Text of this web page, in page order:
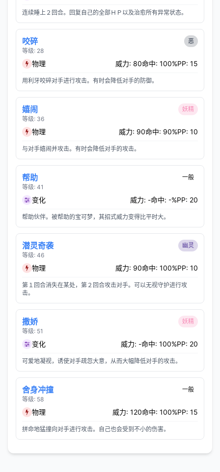
连续睡上２回合。回复自己的全部ＨＰ以及治愈所有异常状态。
咬碎
等级: 28
恶
物理 威力: 80命中: 100%PP: 15
用利牙咬碎对手进行攻击。有时会降低对手的防御。
嬉闹
等级: 36
妖精
物理 威力: 90命中: 90%PP: 10
与对手嬉闹并攻击。有时会降低对手的攻击。
帮助
等级: 41
一般
变化 威力: -命中: -%PP: 20
帮助伙伴。被帮助的宝可梦，其招式威力变得比平时大。
潜灵奇袭
等级: 46
幽灵
物理 威力: 90命中: 100%PP: 10
第１回合消失在某处，第２回合攻击对手。可以无视守护进行攻
击。
撒娇
等级: 51
妖精
变化 威力: -命中: 100%PP: 20
可爱地凝视，诱使对手疏忽大意，从而大幅降低对手的攻击。
舍身冲撞
等级: 58
一般
物理 威力: 120命中: 100%PP: 15
拼命地猛撞向对手进行攻击。自己也会受到不小的伤害。